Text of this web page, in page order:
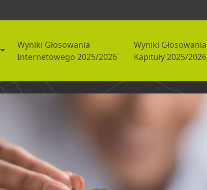
Wyniki Głosowania
Internetowego 2025/2026
Wyniki Głosowania
Kapituły 2025/2026